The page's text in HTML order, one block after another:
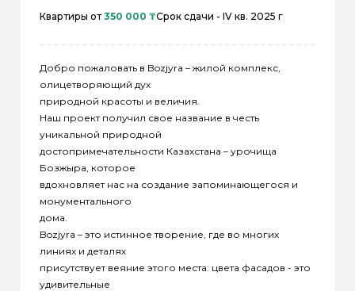
Квартиры от350 000 ₸Срок сдачи - IV кв. 2025 г
Добро пожаловать в Bozjyra – жилой комплекс,
олицетворяющий дух
природной красоты и величия.
Наш проект получил свое название в честь
уникальной природной
достопримечательности Казахстана – урочища
Бозжыра, которое
вдохновляет нас на создание запоминающегося и
монументального
дома.
Bozjyra – это истинное творение, где во многих
линиях и деталях
присутствует веяние этого места: цвета фасадов - это
удивительные